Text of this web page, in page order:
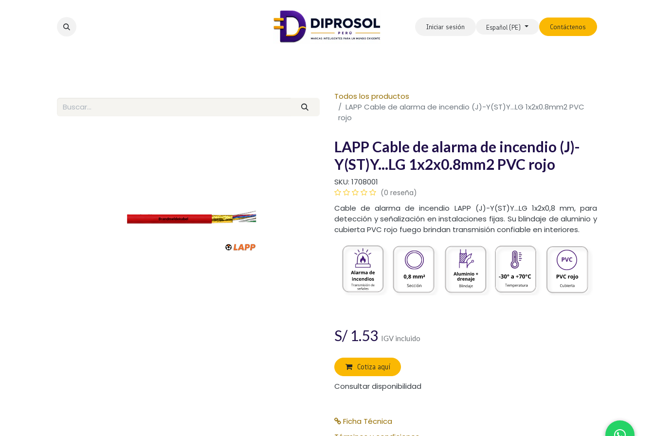
Iniciar sesión Español (PE) Contáctenos
Todos los productos
LAPP Cable de alarma de incendio (J)-Y(ST)Y...LG 1x2x0.8mm2 PVC
rojo
LAPP Cable de alarma de incendio (J)-
Y(ST)Y...LG 1x2x0.8mm2 PVC rojo
SKU: 1708001
(0 reseña)
Cable de alarma de incendio LAPP (J)-Y(ST)Y…LG 1x2x0,8 mm, para
detección y señalización en instalaciones fijas. Su blindaje de aluminio y
cubierta PVC rojo fuego brindan transmisión confiable en interiores.
S/ 1.53 IGV incluido
Cotiza aquí
Consultar disponibilidad
Ficha Técnica